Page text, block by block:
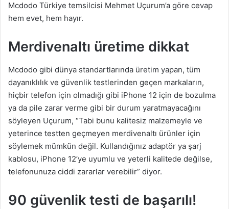
Mcdodo Türkiye temsilcisi Mehmet Uçurum’a göre cevap
hem evet, hem hayır.
Merdivenaltı üretime dikkat
Mcdodo gibi dünya standartlarında üretim yapan, tüm
dayanıklılık ve güvenlik testlerinden geçen markaların,
hiçbir telefon için olmadığı gibi iPhone 12 için de bozulma
ya da pile zarar verme gibi bir durum yaratmayacağını
söyleyen Uçurum, “Tabi bunu kalitesiz malzemeyle ve
yeterince testten geçmeyen merdivenaltı ürünler için
söylemek mümkün değil. Kullandığınız adaptör ya şarj
kablosu, iPhone 12’ye uyumlu ve yeterli kalitede değilse,
telefonunuza ciddi zararlar verebilir” diyor.
90 güvenlik testi de başarılı!